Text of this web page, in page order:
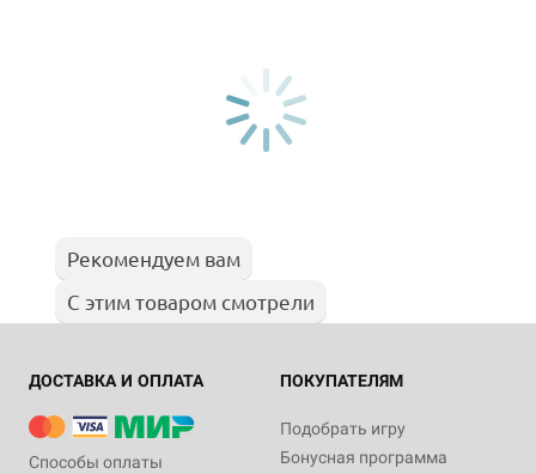
Рекомендуем вам
С этим товаром смотрели
ДОСТАВКА И ОПЛАТА
Способы оплаты
ПОКУПАТЕЛЯМ
Подобрать игру
Бонусная программа